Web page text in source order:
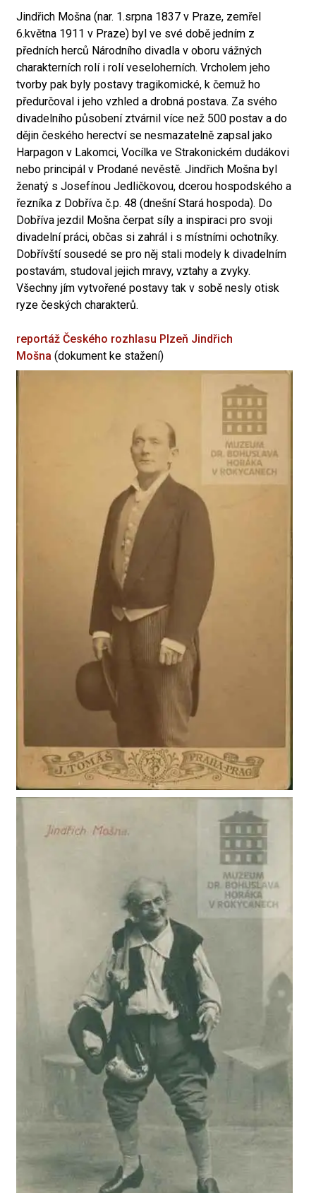
Jindřich Mošna (nar. 1.srpna 1837 v Praze, zemřel
6.května 1911 v Praze) byl ve své době jedním z
předních herců Národního divadla v oboru vážných
charakterních rolí i rolí veseloherních. Vrcholem jeho
tvorby pak byly postavy tragikomické, k čemuž ho
předurčoval i jeho vzhled a drobná postava. Za svého
divadelního působení ztvárnil více než 500 postav a do
dějin českého herectví se nesmazatelně zapsal jako
Harpagon v Lakomci, Vocílka ve Strakonickém dudákovi
nebo principál v Prodané nevěstě. Jindřich Mošna byl
ženatý s Josefínou Jedličkovou, dcerou hospodského a
řezníka z Dobříva č.p. 48 (dnešní Stará hospoda). Do
Dobříva jezdil Mošna čerpat síly a inspiraci pro svoji
divadelní práci, občas si zahrál i s místními ochotníky.
Dobřívští sousedé se pro něj stali modely k divadelním
postavám, studoval jejich mravy, vztahy a zvyky.
Všechny jím vytvořené postavy tak v sobě nesly otisk
ryze českých charakterů.
reportáž Českého rozhlasu Plzeň Jindřich
Mošna (dokument ke stažení)